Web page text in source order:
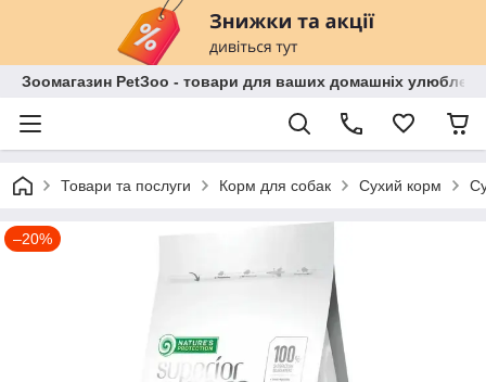
Зоомагазин PetЗoo - товари для ваших домашніх
Товари та послуги Корм для собак Сухий корм
–20%